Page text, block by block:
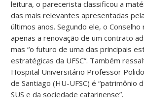
leitura, o parecerista classificou a
das mais relevantes apresentadas
últimos anos. Segundo ele, o Conselho
apenas a renovação de um contrato
mas “o futuro de uma das principais
estratégicas da UFSC”. Também
Hospital Universitário Professor
de Santiago (HU-UFSC) é “patrimônio
SUS e da sociedade catarinense”.